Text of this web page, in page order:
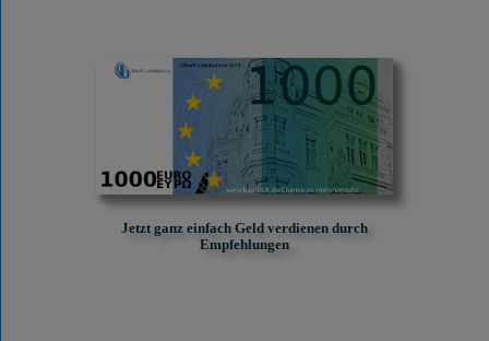
Jetzt ganz einfach Geld verdienen durch
Empfehlungen